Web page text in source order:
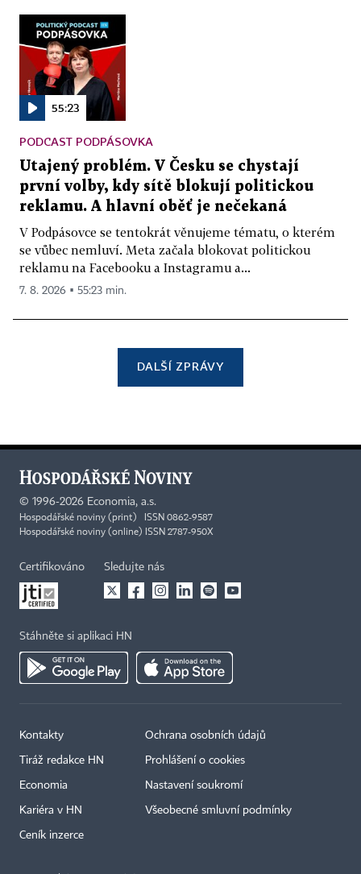
55:23
PODCAST PODPÁSOVKA
Utajený problém. V Česku se chystají
první volby, kdy sítě blokují politickou
reklamu. A hlavní oběť je nečekaná
V Podpásovce se tentokrát věnujeme tématu, o kterém
se vůbec nemluví. Meta začala blokovat politickou
reklamu na Facebooku a Instagramu a...
7. 8. 2026 ▪ 55:23 min.
DALŠÍ ZPRÁVY
© 1996-2026 Economia, a.s.
Hospodářské noviny (print) ISSN 0862-9587
Hospodářské noviny (online) ISSN 2787-950X
Certifikováno Sledujte nás
Stáhněte si aplikaci HN
Kontakty
Tiráž redakce HN
Economia
Kariéra v HN
Ceník inzerce
Ochrana osobních údajů
Prohlášení o cookies
Nastavení soukromí
Všeobecné smluvní podmínky